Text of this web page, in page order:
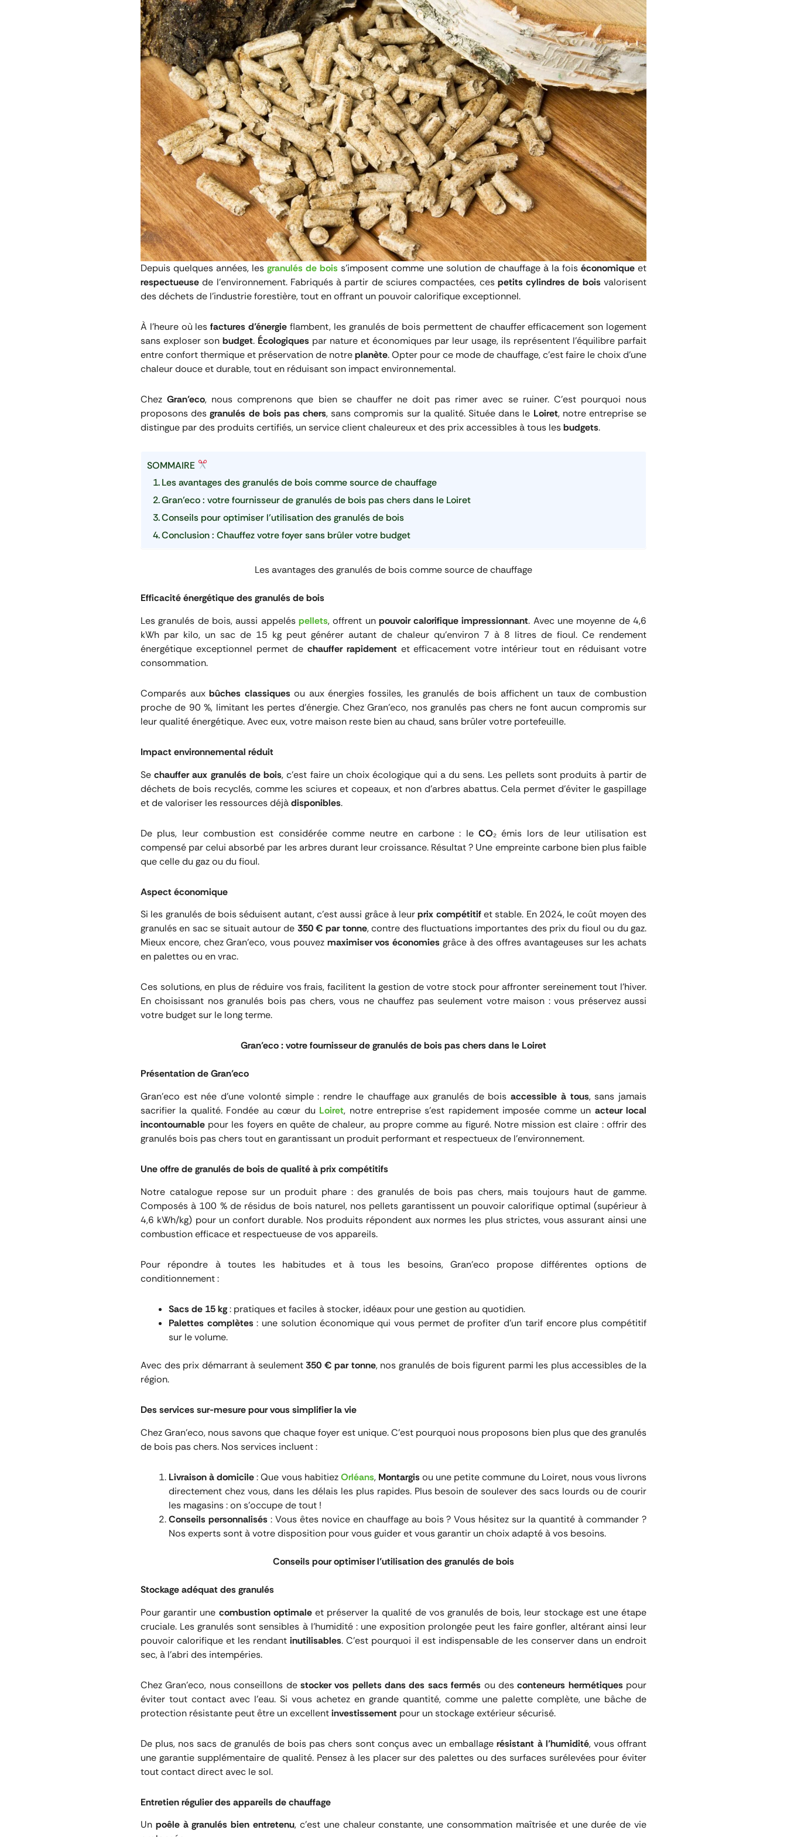
Depuis quelques années, lesgranulés de bois s’imposent comme une solution de chauffage à la fois économiqueet
respectueusede l’environnement. Fabriqués à partir de sciures compactées, ces petits cylindres de bois valorisent
des déchets de l’industrie forestière, tout en offrant un pouvoir calorifique exceptionnel.
À l’heure où lesfactures d’énergie flambent, les granulés de bois permettent de chauffer efficacement son logement
sans exploser son budget. Écologiques par nature et économiques par leur usage, ils représentent l’équilibre parfait
entre confort thermique et préservation de notreplanète. Opter pour ce mode de chauffage, c’est faire le choix d’une
chaleur douce et durable, tout en réduisant son impact environnemental.
ChezGran’eco, nous comprenons que bien se chauffer ne doit pas rimer avec se ruiner. C’est pourquoi nous
proposons desgranulés de bois pas chers, sans compromis sur la qualité. Située dans le Loiret, notre entreprise se
distingue par des produits certifiés, un service client chaleureux et des prix accessibles à tous lesbudgets.
SOMMAIRE
Les avantages des granulés de bois comme source de chauffage
Gran’eco : votre fournisseur de granulés de bois pas chers dans le Loiret
Conseils pour optimiser l’utilisation des granulés de bois
Conclusion : Chauffez votre foyer sans brûler votre budget
Les avantages des granulés de bois comme source de chauffage
Efficacité énergétique des granulés de bois
Les granulés de bois, aussi appelés pellets, offrent un pouvoir calorifique impressionnant. Avec une moyenne de 4,6
kWh par kilo, un sac de 15 kg peut générer autant de chaleur qu’environ 7 à 8 litres de fioul. Ce rendement
énergétique exceptionnel permet de chauffer rapidementet efficacement votre intérieur tout en réduisant votre
consommation.
Comparés auxbûches classiques ou aux énergies fossiles, les granulés de bois affichent un taux de combustion
proche de 90 %, limitant les pertes d’énergie. Chez Gran’eco, nos granulés pas chers ne font aucun compromis sur
leur qualité énergétique. Avec eux, votre maison reste bien au chaud, sans brûler votre portefeuille.
Impact environnemental réduit
Sechauffer aux granulés de bois, c’est faire un choix écologique qui a du sens. Les pellets sont produits à partir de
déchets de bois recyclés, comme les sciures et copeaux, et non d’arbres abattus. Cela permet d’éviter le gaspillage
et de valoriser les ressources déjàdisponibles.
De plus, leur combustion est considérée comme neutre en carbone : le CO₂ émis lors de leur utilisation est
compensé par celui absorbé par les arbres durant leur croissance. Résultat ? Une empreinte carbone bien plus faible
que celle du gaz ou du fioul.
Aspect économique
Si les granulés de bois séduisent autant, c’est aussi grâce à leurprix compétitifet stable. En 2024, le coût moyen des
granulés en sac se situait autour de 350 € par tonne, contre des fluctuations importantes des prix du fioul ou du gaz.
Mieux encore, chez Gran’eco, vous pouvez maximiser vos économies grâce à des offres avantageuses sur les achats
en palettes ou en vrac.
Ces solutions, en plus de réduire vos frais, facilitent la gestion de votre stock pour affronter sereinement tout l’hiver.
En choisissant nos granulés bois pas chers, vous ne chauffez pas seulement votre maison : vous préservez aussi
votre budget sur le long terme.
Gran’eco : votre fournisseur de granulés de bois pas chers dans le Loiret
Présentation de Gran’eco
Gran’eco est née d’une volonté simple : rendre le chauffage aux granulés de boisaccessible à tous, sans jamais
sacrifier la qualité. Fondée au cœur du Loiret, notre entreprise s’est rapidement imposée comme un acteur local
incontournable pour les foyers en quête de chaleur, au propre comme au figuré. Notre mission est claire : offrir des
granulés bois pas chers tout en garantissant un produit performant et respectueux de l’environnement.
Une offre de granulés de bois de qualité à prix compétitifs
Notre catalogue repose sur un produit phare : des granulés de bois pas chers, mais toujours haut de gamme.
Composés à 100 % de résidus de bois naturel, nos pellets garantissent un pouvoir calorifique optimal (supérieur à
4,6 kWh/kg) pour un confort durable. Nos produits répondent aux normes les plus strictes, vous assurant ainsi une
combustion efficace et respectueuse de vos appareils.
Pour répondre à toutes les habitudes et à tous les besoins, Gran’eco propose différentes options de
conditionnement :
Sacs de 15 kg: pratiques et faciles à stocker, idéaux pour une gestion au quotidien.
Palettes complètes : une solution économique qui vous permet de profiter d’un tarif encore plus compétitif
sur le volume.
Avec des prix démarrant à seulement350 € par tonne, nos granulés de bois figurent parmi les plus accessibles de la
région.
Des services sur-mesure pour vous simplifier la vie
Chez Gran’eco, nous savons que chaque foyer est unique. C’est pourquoi nous proposons bien plus que des granulés
de bois pas chers. Nos services incluent :
Livraison à domicile: Que vous habitiezOrléans, Montargisou une petite commune du Loiret, nous vous livrons
directement chez vous, dans les délais les plus rapides. Plus besoin de soulever des sacs lourds ou de courir
les magasins : on s’occupe de tout !
Conseils personnalisés : Vous êtes novice en chauffage au bois ? Vous hésitez sur la quantité à commander ?
Nos experts sont à votre disposition pour vous guider et vous garantir un choix adapté à vos besoins.
Conseils pour optimiser l’utilisation des granulés de bois
Stockage adéquat des granulés
Pour garantir une combustion optimaleet préserver la qualité de vos granulés de bois, leur stockage est une étape
cruciale. Les granulés sont sensibles à l’humidité : une exposition prolongée peut les faire gonfler, altérant ainsi leur
pouvoir calorifique et les rendantinutilisables. C’est pourquoi il est indispensable de les conserver dans un endroit
sec, à l’abri des intempéries.
Chez Gran’eco, nous conseillons de stocker vos pellets dans des sacs fermés ou desconteneurs hermétiques pour
éviter tout contact avec l’eau. Si vous achetez en grande quantité, comme une palette complète, une bâche de
protection résistante peut être un excellentinvestissement pour un stockage extérieur sécurisé.
De plus, nos sacs de granulés de bois pas chers sont conçus avec un emballagerésistant à l’humidité, vous offrant
une garantie supplémentaire de qualité. Pensez à les placer sur des palettes ou des surfaces surélevées pour éviter
tout contact direct avec le sol.
Entretien régulier des appareils de chauffage
Un poêle à granulés bien entretenu, c’est une chaleur constante, une consommation maîtrisée et une durée de vie